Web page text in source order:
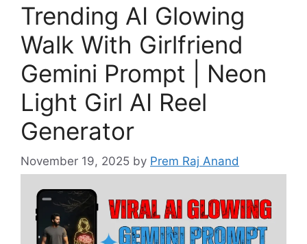
Trending AI Glowing
Walk With Girlfriend
Gemini Prompt | Neon
Light Girl AI Reel
Generator
November 19, 2025 by Prem Raj Anand